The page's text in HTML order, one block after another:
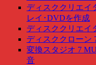
ディスククリエイ
レイ･DVDを作成
ディスククリエイ
ディスククローン
変換スタジオ 7
音